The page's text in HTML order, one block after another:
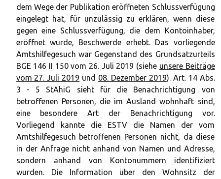
dem Wege der Publikation eröffneten Schlussverfügung
eingelegt hat, für unzulässig zu erklären, wenn diese
gegen eine Schlussverfügung, die dem Kontoinhaber,
eröffnet wurde, Beschwerde erhebt. Das vorliegende
Amtshilfegesuch war Gegenstand des Grundsatzurteils
BGE 146 II 150 vom 26. Juli 2019 (siehe unsere Beiträge
vom 27. Juli 2019 und 08. Dezember 2019). Art. 14 Abs.
3 - 5 StAhiG sieht für die Benachrichtigung von
betroffenen Personen, die im Ausland wohnhaft sind,
eine besondere Art der Benachrichtigung vor.
Vorliegend kannte die ESTV die Namen der vom
Amtshilfegesuch betroffenen Personen nicht, da diese
in der Anfrage nicht anhand von Namen und Adresse,
sondern anhand von Kontonummern identifiziert
wurden. Die Information über den Wohnsitz der